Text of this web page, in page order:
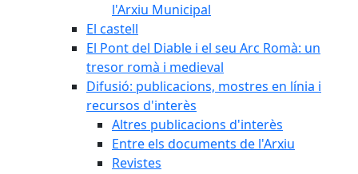
l'Arxiu Municipal
El castell
El Pont del Diable i el seu Arc Romà: un
tresor romà i medieval
Difusió: publicacions, mostres en línia i
recursos d'interès
Altres publicacions d'interès
Entre els documents de l'Arxiu
Revistes